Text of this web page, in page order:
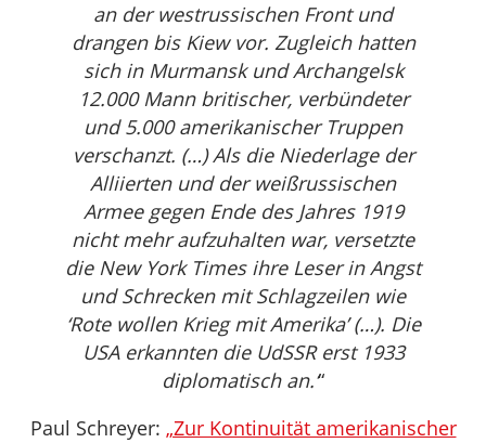
an der westrussischen Front und
drangen bis Kiew vor. Zugleich hatten
sich in Murmansk und Archangelsk
12.000 Mann britischer, verbündeter
und 5.000 amerikanischer Truppen
verschanzt. (…) Als die Niederlage der
Alliierten und der weißrussischen
Armee gegen Ende des Jahres 1919
nicht mehr aufzuhalten war, versetzte
die New York Times ihre Leser in Angst
und Schrecken mit Schlagzeilen wie
‘Rote wollen Krieg mit Amerika’ (…). Die
USA erkannten die UdSSR erst 1933
diplomatisch an.‘“
Paul Schreyer: „Zur Kontinuität amerikanischer